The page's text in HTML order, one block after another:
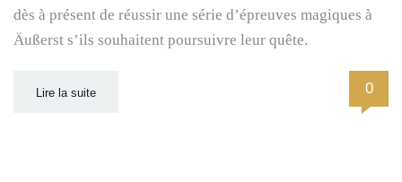
dès à présent de réussir une série d’épreuves magiques à
Äußerst s’ils souhaitent poursuivre leur quête.
Lire la suite 0